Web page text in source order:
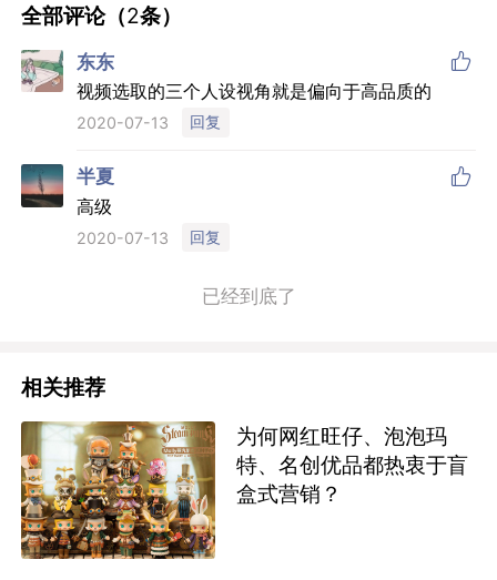
全部评论（2条）
东东 
视频选取的三个人设视角就是偏向于高品质的
2020-07-13 回复
半夏 
高级
2020-07-13 回复
已经到底了
相关推荐
为何网红旺仔、泡泡玛
特、名创优品都热衷于盲
盒式营销？